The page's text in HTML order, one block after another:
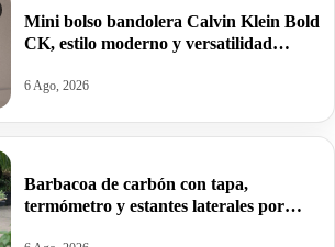
Mini bolso bandolera Calvin Klein Bold
CK, estilo moderno y versatilidad
6 Ago, 2026
Barbacoa de carbón con tapa,
termómetro y estantes laterales por